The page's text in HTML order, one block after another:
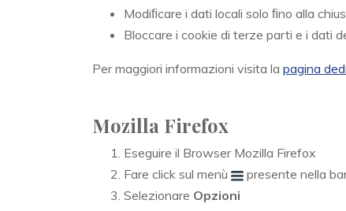
Modiﬁcare i dati locali solo ﬁno alla
Bloccare i cookie di terze parti e i dati
Per maggiori informazioni visita la pagina
Mozilla Firefox
Eseguire il Browser Mozilla Firefox
Fare click sul menù
presente nella
Selezionare Opzioni